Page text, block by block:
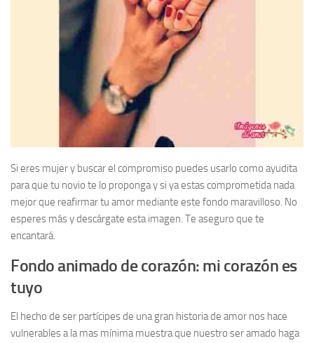
Si eres mujer y buscar el compromiso puedes usarlo como ayudita
para que tu novio te lo proponga y si ya estas comprometida nada
mejor que reafirmar tu amor mediante este fondo maravilloso. No
esperes más y descárgate esta imagen. Te aseguro que te
encantará.
Fondo animado de corazón: mi corazón es
tuyo
El hecho de ser partícipes de una gran historia de amor nos hace
vulnerables a la mas mínima muestra que nuestro ser amado haga